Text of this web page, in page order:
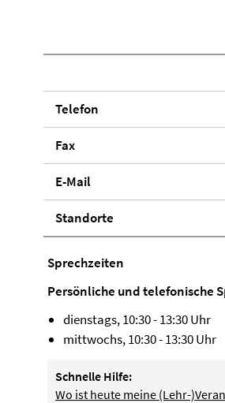
Telefon
Fax
E-Mail
Stand­orte
Sprech­zei­ten
Persönliche und telefonische
dienstags, 10:30 - 13:30 Uhr
mittwochs, 10:30 - 13:30 Uhr
Schnelle Hilfe:
Wo ist heute meine (Lehr-